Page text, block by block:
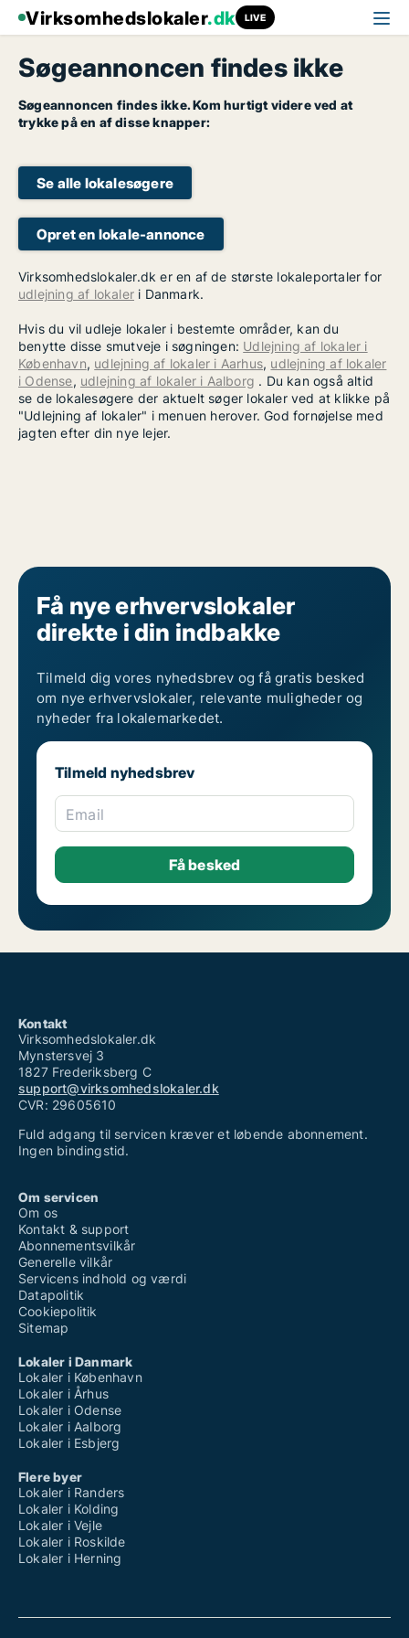
Virksomhedslokaler.dk LIVE
Søgeannoncen findes ikke
Søgeannoncen findes ikke. Kom hurtigt videre ved at
trykke på en af disse knapper:
Se alle lokalesøgere
Opret en lokale-annonce
Virksomhedslokaler.dk er en af de største lokaleportaler for
udlejning af lokaler i Danmark.
Hvis du vil udleje lokaler i bestemte områder, kan du
benytte disse smutveje i søgningen: Udlejning af lokaler i
København, udlejning af lokaler i Aarhus, udlejning af lokaler
i Odense, udlejning af lokaler i Aalborg . Du kan også altid
se de lokalesøgere der aktuelt søger lokaler ved at klikke på
"Udlejning af lokaler" i menuen herover. God fornøjelse med
jagten efter din nye lejer.
Få nye erhvervslokaler
direkte i din indbakke
Tilmeld dig vores nyhedsbrev og få gratis besked
om nye erhvervslokaler, relevante muligheder og
nyheder fra lokalemarkedet.
Tilmeld nyhedsbrev
Email
Kontakt
Virksomhedslokaler.dk
Mynstersvej 3
1827 Frederiksberg C
support@virksomhedslokaler.dk
CVR: 29605610
Fuld adgang til servicen kræver et løbende abonnement.
Ingen bindingstid.
Om servicen
Om os
Kontakt & support
Abonnementsvilkår
Generelle vilkår
Servicens indhold og værdi
Datapolitik
Cookiepolitik
Sitemap
Lokaler i Danmark
Lokaler i København
Lokaler i Århus
Lokaler i Odense
Lokaler i Aalborg
Lokaler i Esbjerg
Flere byer
Lokaler i Randers
Lokaler i Kolding
Lokaler i Vejle
Lokaler i Roskilde
Lokaler i Herning